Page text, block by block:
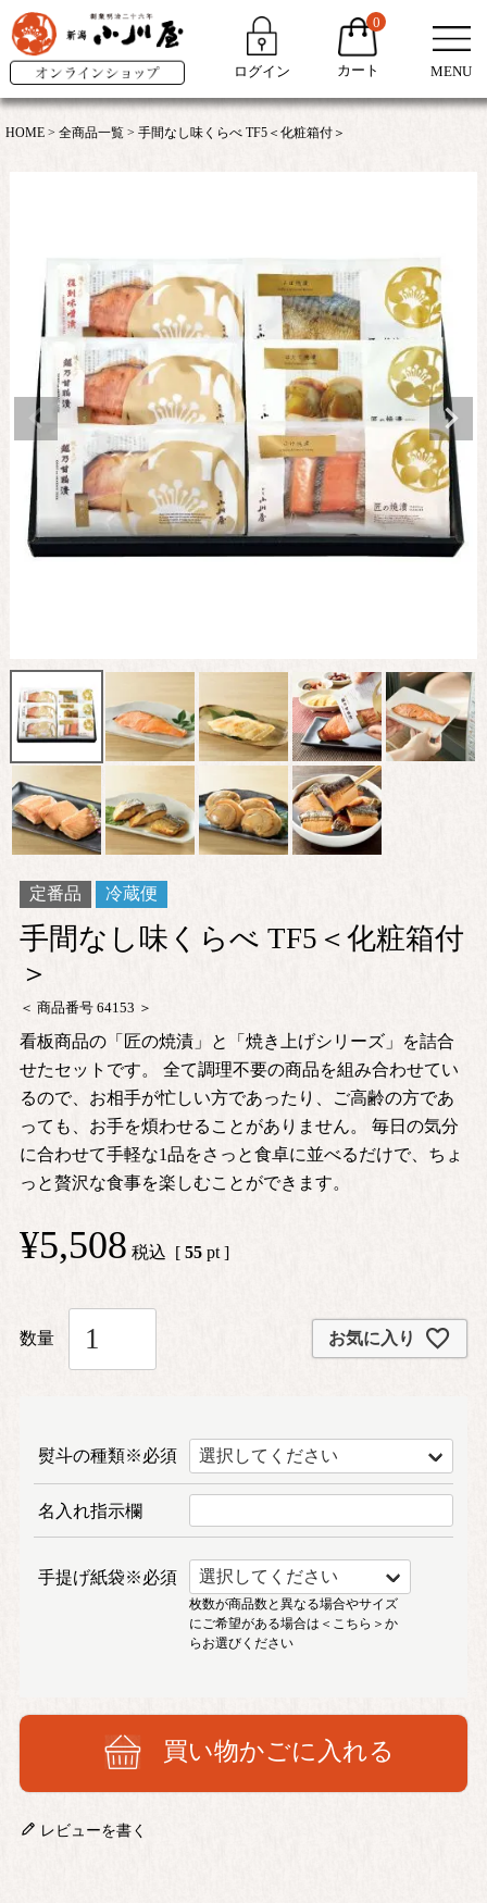
ログイン
0
カート MENU
HOME 全商品一覧 手間なし味くらべ TF5＜化粧箱付＞
定番品 冷蔵便
手間なし味くらべ TF5＜化粧箱付
＞
商品番号 64153
看板商品の「匠の焼漬」と「焼き上げシリーズ」を詰合
せたセットです。 全て調理不要の商品を組み合わせてい
るので、お相手が忙しい方であったり、ご高齢の方であ
っても、お手を煩わせることがありません。 毎日の気分
に合わせて手軽な1品をさっと食卓に並べるだけで、ちょ
っと贅沢な食事を楽しむことができます。
¥5,508 税込 [ 55 pt ]
お気に入り
買い物かごに入れる
熨斗の種類※必須
名入れ指示欄
手提げ紙袋※必須
枚数が商品数と異なる場合やサイズ
にご希望がある場合は ＜こちら＞か
らお選びください
レビューを書く